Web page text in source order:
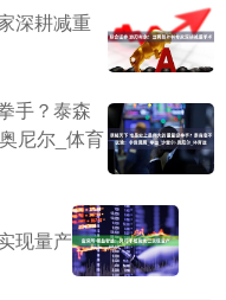
深耕减重
手？泰森
尼尔_体育
现量产